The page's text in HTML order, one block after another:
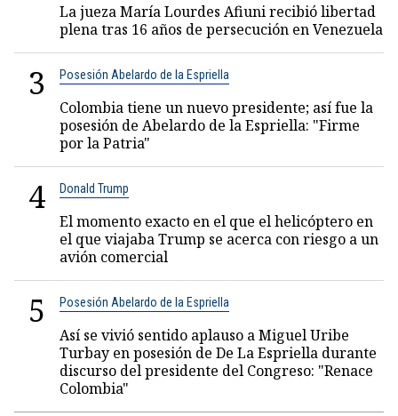
La jueza María Lourdes Afiuni recibió libertad
plena tras 16 años de persecución en Venezuela
3 Posesión Abelardo de la Espriella
Colombia tiene un nuevo presidente; así fue la
posesión de Abelardo de la Espriella: "Firme
por la Patria"
4 Donald Trump
El momento exacto en el que el helicóptero en
el que viajaba Trump se acerca con riesgo a un
avión comercial
5 Posesión Abelardo de la Espriella
Así se vivió sentido aplauso a Miguel Uribe
Turbay en posesión de De La Espriella durante
discurso del presidente del Congreso: "Renace
Colombia"